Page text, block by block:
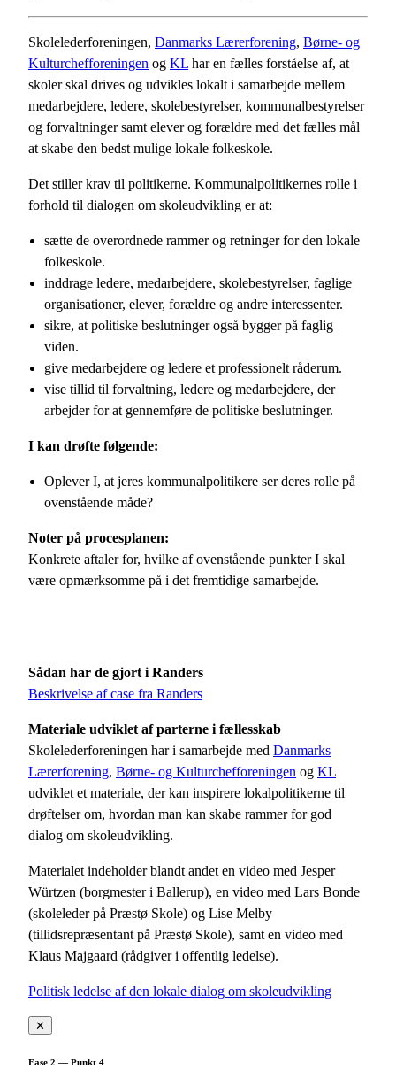
Skolelederforeningen, Danmarks Lærerforening, Børne- og
Kulturchefforeningen og KL har en fælles forståelse af, at
skoler skal drives og udvikles lokalt i samarbejde mellem
medarbejdere, ledere, skolebestyrelser, kommunalbestyrelser
og forvaltninger samt elever og forældre med det fælles mål
at skabe den bedst mulige lokale folkeskole.
Det stiller krav til politikerne. Kommunalpolitikernes rolle i
forhold til dialogen om skoleudvikling er at:
sætte de overordnede rammer og retninger for den lokale
folkeskole.
inddrage ledere, medarbejdere, skolebestyrelser, faglige
organisationer, elever, forældre og andre interessenter.
sikre, at politiske beslutninger også bygger på faglig
viden.
give medarbejdere og ledere et professionelt råderum.
vise tillid til forvaltning, ledere og medarbejdere, der
arbejder for at gennemføre de politiske beslutninger.
I kan drøfte følgende:
Oplever I, at jeres kommunalpolitikere ser deres rolle på
ovenstående måde?
Noter på procesplanen:
Konkrete aftaler for, hvilke af ovenstående punkter I skal
være opmærksomme på i det fremtidige samarbejde.
Sådan har de gjort i Randers
Beskrivelse af case fra Randers
Materiale udviklet af parterne i fællesskab
Skolelederforeningen har i samarbejde med Danmarks
Lærerforening, Børne- og Kulturchefforeningen og KL
udviklet et materiale, der kan inspirere lokalpolitikerne til
drøftelser om, hvordan man kan skabe rammer for god
dialog om skoleudvikling.
Materialet indeholder blandt andet en video med Jesper
Würtzen (borgmester i Ballerup), en video med Lars Bonde
(skoleleder på Præstø Skole) og Lise Melby
(tillidsrepræsentant på Præstø Skole), samt en video med
Klaus Majgaard (rådgiver i offentlig ledelse).
Politisk ledelse af den lokale dialog om skoleudvikling
✕
Fase 2 — Punkt 4